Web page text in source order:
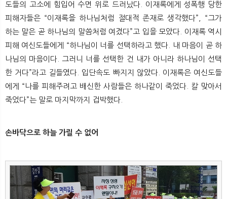
도들의 고소에 힘입어 수면 위로 드러났다. 이재록에게 성폭행 당한
피해자들은 “이재록을 하나님처럼 절대적 존재로 생각했다”, “그가
하는 말은 곧 하나님의 말씀처럼 여겼다”고 입을 모았다. 이재록 역시
피해 여신도들에게 “하나님이 너를 선택하라고 했다. 내 마음이 곧 하
나님의 마음이다. 그러니 너를 선택한 건 내가 아니라 하나님이 선택
한 거다”라고 길들였다. 입단속도 빠지지 않았다. 이재록은 여신도들
에게 “나를 피해주려고 배신한 사람들은 하나같이 죽었다. 칼 맞아서
죽었다”는 말로 마지막까지 겁박했다.
손바닥으로 하늘 가릴 수 없어